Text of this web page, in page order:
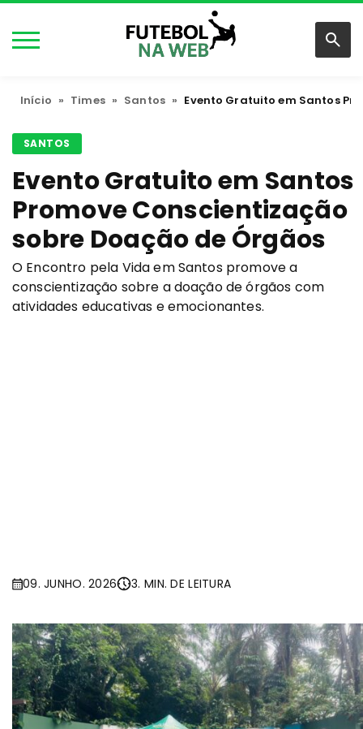
Início » Times » Santos » Evento Gratuito em Santos
SANTOS
Evento Gratuito em Santos
Promove Conscientização
sobre Doação de Órgãos
O Encontro pela Vida em Santos promove a
conscientização sobre a doação de órgãos com
atividades educativas e emocionantes.
09. JUNHO. 2026 3. MIN. DE LEITURA